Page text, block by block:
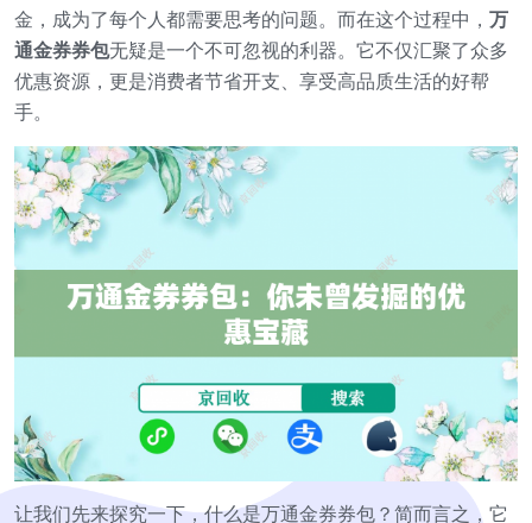
金，成为了每个人都需要思考的问题。而在这个过程中， 万
通金券券包无疑是一个不可忽视的利器。它不仅汇聚了众多
优惠资源，更是消费者节省开支、享受高品质生活的好帮
手。
让我们先来探究一下，什么是万通金券券包？简而言之，它